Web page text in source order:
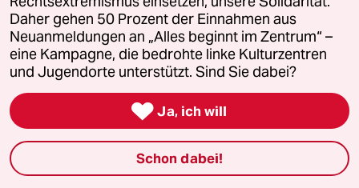
Menschen pauschal Urteile zu Fällen,
diese Menschen zu gruppieren, diese
Gruppierungen (da sind wir dann
beim Rassismus und dessen
Auswüchsen - Auch Frauen sind keine
Rasse!) dann von oben herab zu
bevormunden.
Natürlich kann man darüber
philosophieren, nachdenken und sich
Daher gehen 50 Prozent der Einnahmen aus
Neuanmeldungen an „Alles beginnt im Zentrum“ –
eine Kampagne, die bedrohte linke Kulturzentren
und Jugendorte unterstützt. Sind Sie dabei?
 Ja, ich will
Schon dabei!